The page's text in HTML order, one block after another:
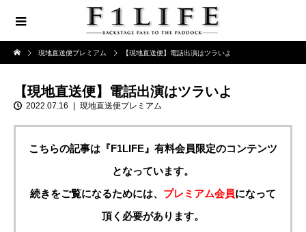
現地直送便プレミアム 【現地直送便】電話出演はツラいよ
【現地直送便】電話出演はツラいよ
2022.07.16 現地直送便プレミアム
こちらの記事は『F1LIFE』有料会員限定のコンテンツ
となっています。
続きをご覧になるためには、 プレミアム会員になって
頂く必要があります。